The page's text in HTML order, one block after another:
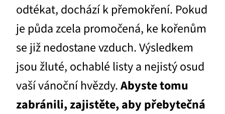
odtékat, dochází k přemokření. Pokud
je půda zcela promočená, ke kořenům
se již nedostane vzduch. Výsledkem
jsou žluté, ochablé listy a nejistý osud
vaší vánoční hvězdy.Abyste tomu
zabránili, zajistěte, aby přebytečná